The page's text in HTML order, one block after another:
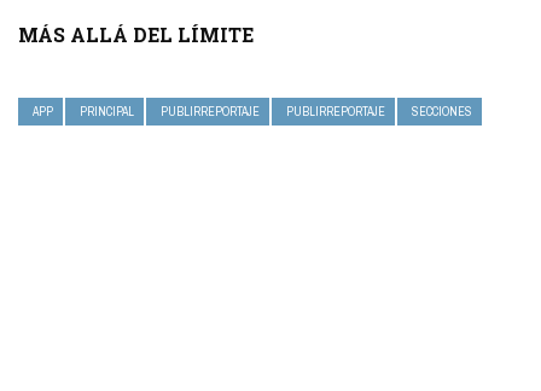
MÁS ALLÁ DEL LÍMITE
APP PRINCIPAL PUBLIRREPORTAJE PUBLIRREPORTAJE SECCIONES